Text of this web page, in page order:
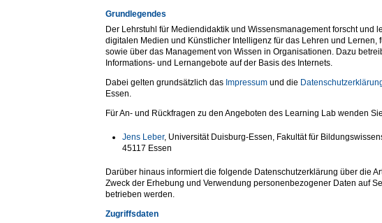
Grundlegendes
Der Lehrstuhl für Mediendidaktik und Wissensmanagement forscht und
digitalen Medien und Künstlicher Intelligenz für das Lehren und Lernen,
sowie über das Management von Wissen in Organisationen. Dazu
Informations- und Lernangebote auf der Basis des Internets.
Dabei gelten grundsätzlich das Impressum und die
Essen.
Für An- und Rückfragen zu den Angeboten des Learning Lab wenden
Jens Leber, Universität Duisburg-Essen, Fakultät für
45117 Essen
Darüber hinaus informiert die folgende Datenschutzerklärung über die
Zweck der Erhebung und Verwendung personenbezogener Daten auf
betrieben werden.
Zugriffsdaten